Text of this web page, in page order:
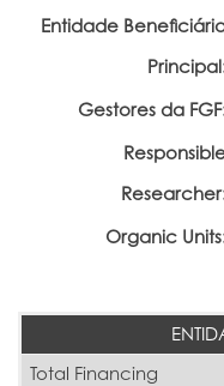
Portal do Investigador
Entidade
Gestores da
Organic
Total Financing